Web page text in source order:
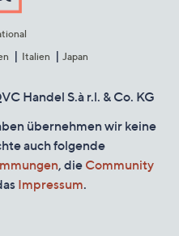
Italien Japan
Handel S.à r.l. & Co. KG
übernehmen wir keine
auch folgende
, die Community
Impressum.